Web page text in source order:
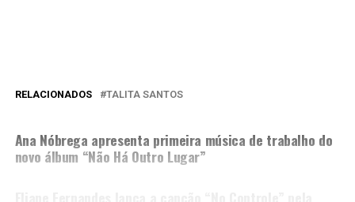
RELACIONADOS TALITA SANTOS
Ana Nóbrega apresenta primeira música de trabalho do
novo álbum “Não Há Outro Lugar”